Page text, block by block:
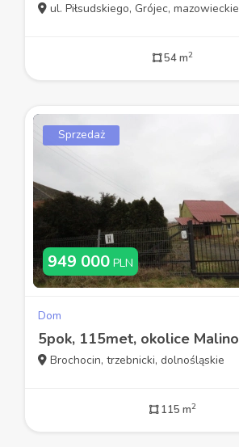
ul. Piłsudskiego, Grójec, mazowieckie
54 m2
Sprzedaż
949 000 PLN
Dom
Brochocin, trzebnicki, dolnośląskie
115 m2